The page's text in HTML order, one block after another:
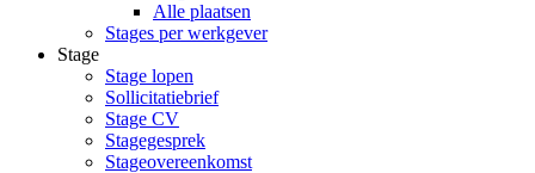
Alle plaatsen
Stages per werkgever
Stage
Stage lopen
Sollicitatiebrief
Stage CV
Stagegesprek
Stageovereenkomst